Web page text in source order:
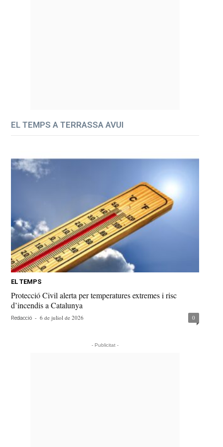
EL TEMPS A TERRASSA AVUI
EL TEMPS
Protecció Civil alerta per temperatures extremes i risc
d’incendis a Catalunya
Redacció - 6 de juliol de 2026 0
- Publicitat -